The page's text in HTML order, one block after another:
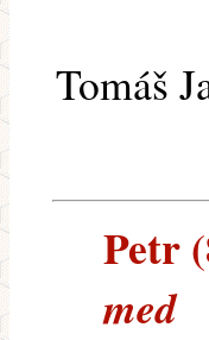
Tomáš
Petr
med